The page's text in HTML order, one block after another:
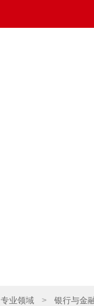
专业领域 > 银行与金